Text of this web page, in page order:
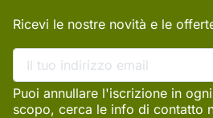
Ricevi le nostre novità e le
Puoi annullare l'iscrizione in
scopo, cerca le info di contatto